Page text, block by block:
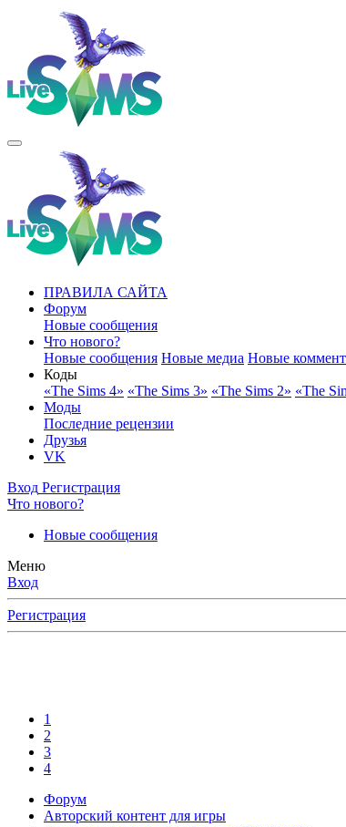
ПРАВИЛА САЙТА
Форум
Новые сообщения
Что нового?
Новые сообщения Новые медиа Новые
Коды
«The Sims 4» «The Sims 3» «The Sims 2» «The
Моды
Последние рецензии
Друзья
VK
Вход Регистрация
Что нового?
Новые сообщения
Меню
Вход
Регистрация
1
2
3
4
Форум
Авторский контент для игры